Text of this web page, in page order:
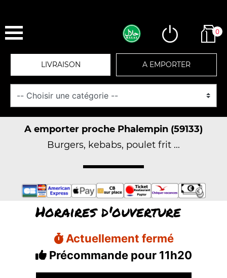
0
LIVRAISON A EMPORTER
A emporter proche Phalempin (59133)
Burgers, kebabs, poulet frit ...
Horaires d'ouverture
Actuellement fermé
Précommande pour 11h20